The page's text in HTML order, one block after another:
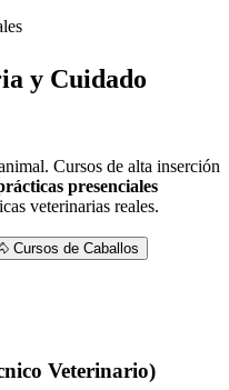
y Cuidado
Cursos de alta inserción
presenciales
veterinarias reales.
Cursos de Caballos
Veterinario)